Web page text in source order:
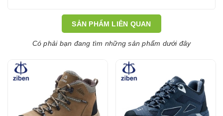
SẢN PHẨM LIÊN QUAN
Có phải bạn đang tìm những sản phẩm dưới đây